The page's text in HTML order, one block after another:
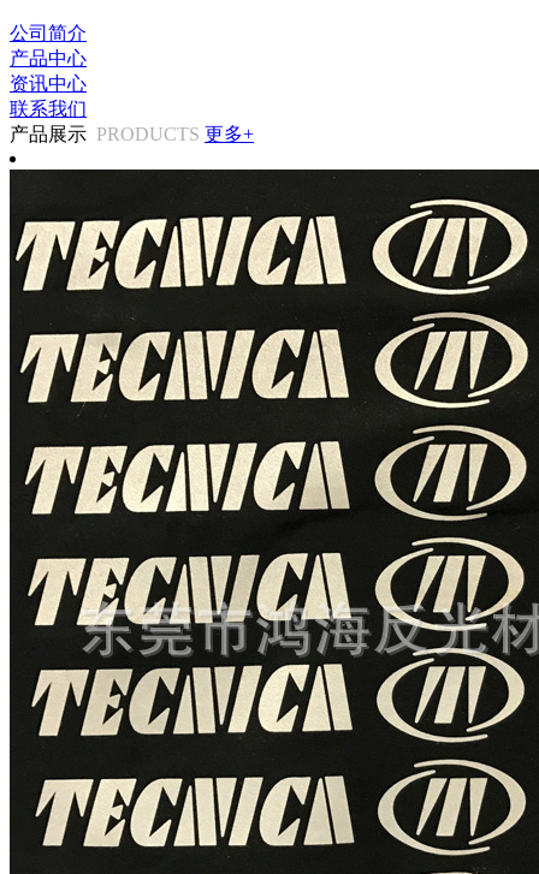
公司简介
产品中心
资讯中心
联系我们
产品展示 PRODUCTS 更多+